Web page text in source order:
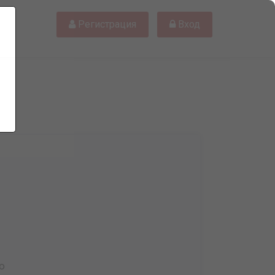
Регистрация Вход